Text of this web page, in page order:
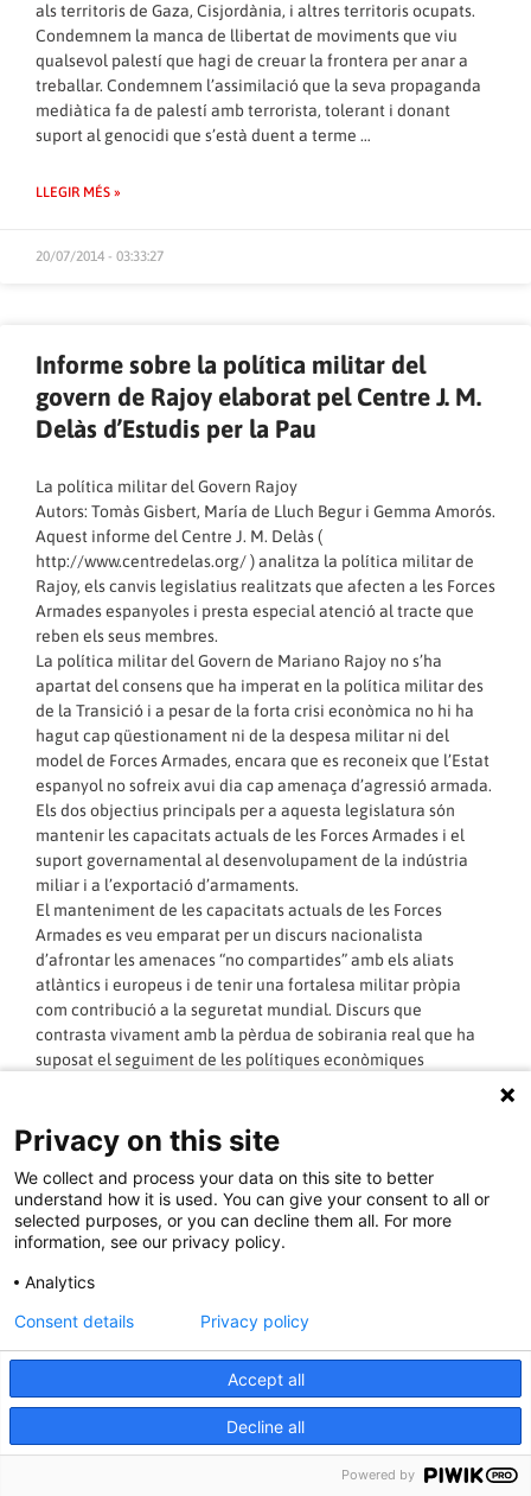
als territoris de Gaza, Cisjordània, i altres territoris ocupats.
Condemnem la manca de llibertat de moviments que viu
qualsevol palestí que hagi de creuar la frontera per anar a
treballar. Condemnem l’assimilació que la seva propaganda
mediàtica fa de palestí amb terrorista, tolerant i donant
suport al genocidi que s’està duent a terme …
LLEGIR MÉS »
20/07/2014 - 03:33:27
Informe sobre la política militar del
govern de Rajoy elaborat pel Centre J. M.
Delàs d’Estudis per la Pau
La política militar del Govern Rajoy
Autors: Tomàs Gisbert, María de Lluch Begur i Gemma Amorós.
Aquest informe del Centre J. M. Delàs (
http://www.centredelas.org/) analitza la política militar de
Rajoy, els canvis legislatius realitzats que afecten a les Forces
Armades espanyoles i presta especial atenció al tracte que
reben els seus membres.
La política militar del Govern de Mariano Rajoy no s’ha
apartat del consens que ha imperat en la política militar des
de la Transició i a pesar de la forta crisi econòmica no hi ha
hagut cap qüestionament ni de la despesa militar ni del
model de Forces Armades, encara que es reconeix que l’Estat
espanyol no sofreix avui dia cap amenaça d’agressió armada.
Els dos objectius principals per a aquesta legislatura són
mantenir les capacitats actuals de les Forces Armades i el
suport governamental al desenvolupament de la indústria
miliar i a l’exportació d’armaments.
El manteniment de les capacitats actuals de les Forces
Armades es veu emparat per un discurs nacionalista
d’afrontar les amenaces “no compartides” amb els aliats
atlàntics i europeus i de tenir una fortalesa militar pròpia
com contribució a la seguretat mundial. Discurs que
contrasta vivament amb la pèrdua de sobirania real que ha
suposat el seguiment de les polítiques econòmiques
Legislativament ha continuat, encara que tímidament, el
cicle legislatiu de la defensa que van iniciar els governs de
Rodríguez Zapatero i ho ha fet amb dos projectes de llei
clarament regressius com el de règim disciplinari, que manté
l’arrest sense tutela judicial per als militars contravenint el
militar, que no solament manté la jurisdicció militar sinó que
per militars, torna a posar a la Guàrdia Civil sota la jurisdicció
militar com norma i fins i tot introdueix l’indefinit agreujant
de “conflicte armat” que podrà permetre que els tribunals
militars jutgin a civils.
El govern també ha promulgat una nova Estratègia de
Seguretat que busca abordar la seguretat des d’una
perspectiva integral, però que no ha suposat un canvi de
Privacy on this site
We collect and process your data on this site to better
understand how it is used. You can give your consent to all or
selected purposes, or you can decline them all. For more
information, see our privacy policy.
Analytics
Accept all
Decline all
Consent details Privacy policy
Powered by